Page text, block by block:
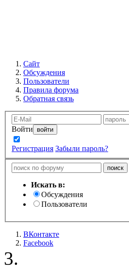
Сайт
Обсуждения
Пользователи
Правила форума
Обратная связь
Войти
Регистрация Забыли пароль?
Искать в:
Обсуждения
Пользователи
ВКонтакте
Facebook